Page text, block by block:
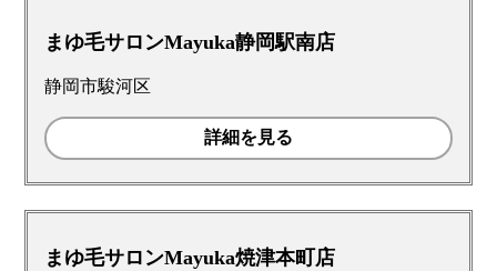
まゆ毛サロンMayuka静岡駅南店
静岡市駿河区
詳細を見る
まゆ毛サロンMayuka焼津本町店